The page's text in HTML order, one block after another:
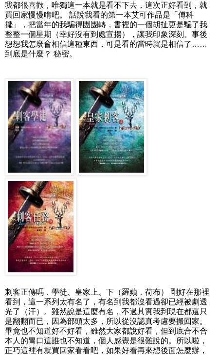
我都很喜歡，唯獨這一本就是看不下去，這次正好看到，就
買回家慢慢啃吧。 話說我看的第一本艾可作品是「傅科
擺」，把當年的我騙得團團轉，書裡的一個胡扯更是騙了我
整整一個星期（幸好沒有到處宣揚），讓我印象深刻。事後
想想我怎麼會相信這種東西，可是看的當時就是相信了……
到底是什麼？ 秘密。
刺客正傳嗎．學徒、皇家上、下（羅蘋．荷布） 剛好在那裡
看到，這一系列太有名了，有名到我都沒看過卻已經被劇透
光了（汗）。雖然說是這麼有名，不過其實我到現在都還只
是翻翻而已，因為部頭太多，所以從沒認真考慮要搬回家。
畢竟也不知道好不好看，雖然大家都說好看，但到底合不合
本人的胃口這誰也不知道，個人感覺是很難說的。所以啦，
正巧這裡有就買回家看看吧，如果好看再來想後面怎麼辦，